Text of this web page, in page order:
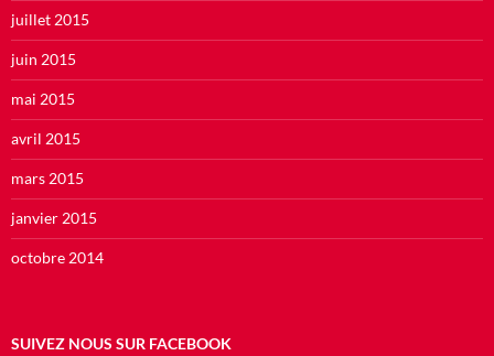
juillet 2015
juin 2015
mai 2015
avril 2015
mars 2015
janvier 2015
octobre 2014
SUIVEZ NOUS SUR FACEBOOK